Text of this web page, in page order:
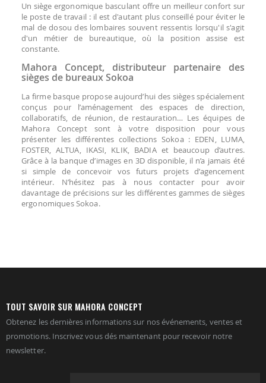
Un siège ergonomique basculant offre un meilleur confort sur
le poste de travail : il est d'autant plus conseillé pour éviter le
mal de dosou des lombaires souvent ressentis lorsqu'il s'agit
d'un métier de bureautique, où la position assise est
constante.
Mahora Concept, distributeur partenaire des
sièges de bureaux Sokoa
La firme basque propose aujourd’hui des sièges spécialement
conçus pour l’aménagement des espaces de direction,
collaboratifs, de réunion, de restauration… Les équipes de
Mahora Concept sont à votre disposition pour vous
présenter les différentes collections Sokoa : EDEN, LUMA,
FOSTER, ALTUA, IKASI, KLIK, BADIA et beaucoup d’autres.
Grâce à la banque d’images en 3D disponible, il n’a jamais été
si simple de concevoir vos futurs projets d’agencement
intérieur. N’hésitez pas à nous contacter pour avoir
davantage de précisions sur les différentes gammes de sièges
ergonomiques Sokoa.
TOUT SAVOIR SUR MAHORA CONCEPT
Obtenez les dernières informations sur nos événements, ventes et
promotions. Inscrivez vous dés maintenant pour recevoir notre
newsletter.